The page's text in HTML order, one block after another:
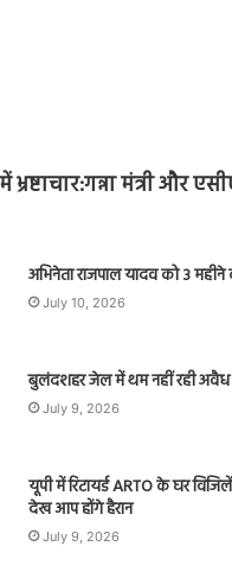
मंत्री और
अभिनेता राजपाल यादव को 3
July 10, 2026
बुलंदशहर जेल में थम नहीं रही अवैध
July 9, 2026
यूपी में रिटायर्ड ARTO के घर
देख आप होंगे हैरान
July 9, 2026